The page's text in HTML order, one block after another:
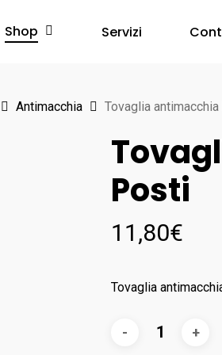
Shop Servizi
Antimacchia Tovaglia
Posti
11,80€
Tovaglia